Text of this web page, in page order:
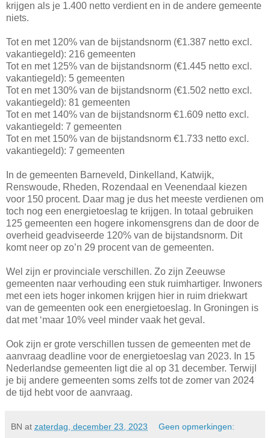
krijgen als je 1.400 netto verdient en in de andere gemeente
niets.
Tot en met 120% van de bijstandsnorm (€1.387 netto excl.
vakantiegeld): 216 gemeenten
Tot en met 125% van de bijstandsnorm (€1.445 netto excl.
vakantiegeld): 5 gemeenten
Tot en met 130% van de bijstandsnorm (€1.502 netto excl.
vakantiegeld): 81 gemeenten
Tot en met 140% van de bijstandsnorm €1.609 netto excl.
vakantiegeld: 7 gemeenten
Tot en met 150% van de bijstandsnorm €1.733 netto excl.
vakantiegeld): 7 gemeenten
In de gemeenten Barneveld, Dinkelland, Katwijk,
Renswoude, Rheden, Rozendaal en Veenendaal kiezen
voor 150 procent. Daar mag je dus het meeste verdienen om
toch nog een energietoeslag te krijgen. In totaal gebruiken
125 gemeenten een hogere inkomensgrens dan de door de
overheid geadviseerde 120% van de bijstandsnorm. Dit
komt neer op zo’n 29 procent van de gemeenten.
Wel zijn er provinciale verschillen. Zo zijn Zeeuwse
gemeenten naar verhouding een stuk ruimhartiger. Inwoners
met een iets hoger inkomen krijgen hier in ruim driekwart
van de gemeenten ook een energietoeslag. In Groningen is
dat met ‘maar 10% veel minder vaak het geval.
Ook zijn er grote verschillen tussen de gemeenten met de
aanvraag deadline voor de energietoeslag van 2023. In 15
Nederlandse gemeenten ligt die al op 31 december. Terwijl
je bij andere gemeenten soms zelfs tot de zomer van 2024
de tijd hebt voor de aanvraag.
BN at zaterdag, december 23, 2023 Geen opmerkingen: